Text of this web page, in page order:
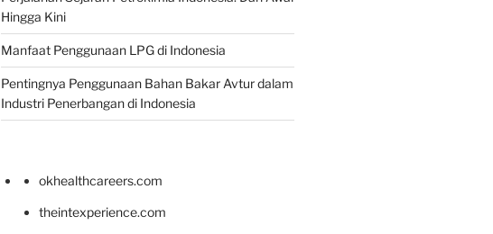
Hingga Kini
Manfaat Penggunaan LPG di Indonesia
Pentingnya Penggunaan Bahan Bakar Avtur dalam
Industri Penerbangan di Indonesia
okhealthcareers.com
theintexperience.com